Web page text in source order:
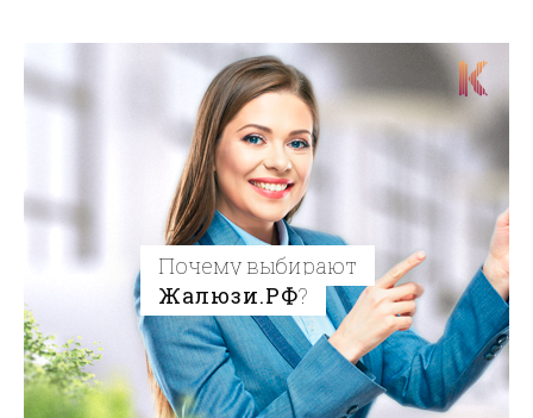
Почему выбирают
Жалюзи.РФ?